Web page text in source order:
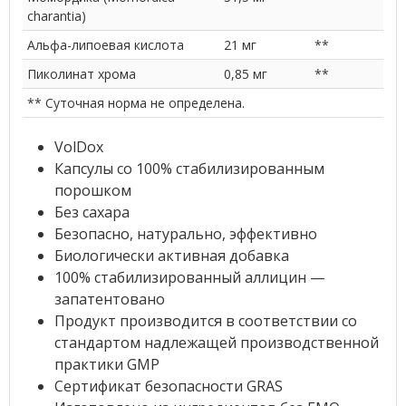
charantia)
Альфа-липоевая кислота 21 мг
**
Пиколинат хрома
0,85 мг
**
** Суточная норма не определена.
VolDox
Капсулы со 100% стабилизированным
порошком
Без сахара
Безопасно, натурально, эффективно
Биологически активная добавка
100% стабилизированный аллицин —
запатентовано
Продукт производится в соответствии со
стандартом надлежащей производственной
практики GMP
Сертификат безопасности GRAS